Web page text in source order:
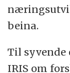
beina.
Til syvende
IRIS om